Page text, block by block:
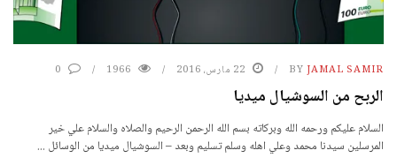
BY JAMAL SAMIR 22 مارس، 2016 1966
0
الربح من السوشيال ميديا
السلام عليكم ورحمه الله وبركاته بسم الله الرحمن الرحيم والصلاه والسلام علي خير
المرسلين سيدنا محمد وعلي اهله وسلم تسليم وبعد – السوشيال ميديا من الوسائل ...